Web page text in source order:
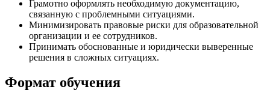
Грамотно оформлять необходимую документацию,
связанную с проблемными ситуациями.
Минимизировать правовые риски для образовательной
организации и ее сотрудников.
Принимать обоснованные и юридически выверенные
решения в сложных ситуациях.
Формат обучения